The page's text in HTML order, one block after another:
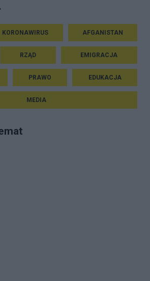
KORONAWIRUS AFGANISTAN
RZĄD EMIGRACJA
PRAWO EDUKACJA
MEDIA